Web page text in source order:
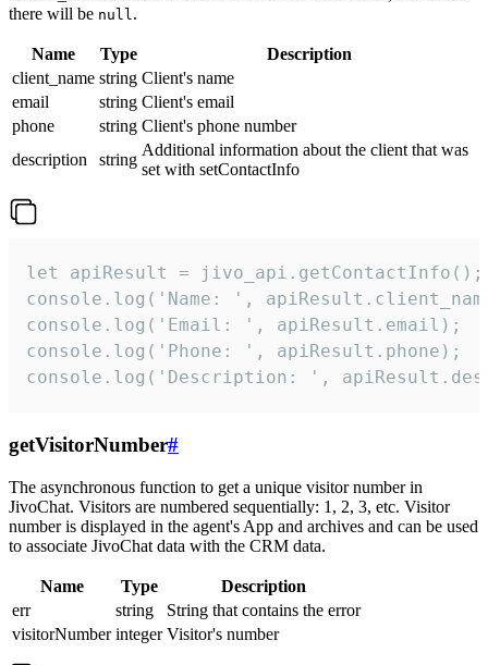
there will be null.
Name Type
Description
client_name string Client's name
email
string Client's email
phone
string Client's phone number
description
string
Additional information about the client that was
set with setContactInfo
let apiResult = jivo_api.getContactInfo();
console.log('Name: ',
console.log('Email: ', apiResult.email);
console.log('Phone: ', apiResult.phone);
console.log('Description: ',
getVisitorNumber#
The asynchronous function to get a unique visitor number in
JivoChat. Visitors are numbered sequentially: 1, 2, 3, etc. Visitor
number is displayed in the agent's App and archives and can be used
to associate JivoChat data with the CRM data.
Name Type
Description
err
string
String that contains the error
visitorNumber integer Visitor's number